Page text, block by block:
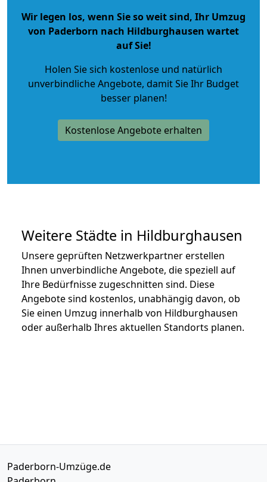
Wir legen los, wenn Sie so weit sind, Ihr Umzug
von Paderborn nach Hildburghausen wartet
auf Sie!
Holen Sie sich kostenlose und natürlich
unverbindliche Angebote, damit Sie Ihr Budget
besser planen!
Kostenlose Angebote erhalten
Weitere Städte in Hildburghausen
Unsere geprüften Netzwerkpartner erstellen
Ihnen unverbindliche Angebote, die speziell auf
Ihre Bedürfnisse zugeschnitten sind. Diese
Angebote sind kostenlos, unabhängig davon, ob
Sie einen Umzug innerhalb von Hildburghausen
oder außerhalb Ihres aktuellen Standorts planen.
Paderborn-Umzüge.de